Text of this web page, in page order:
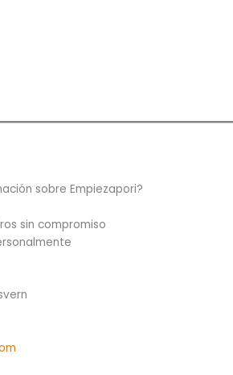
sobre Empiezapori?
sin compromiso